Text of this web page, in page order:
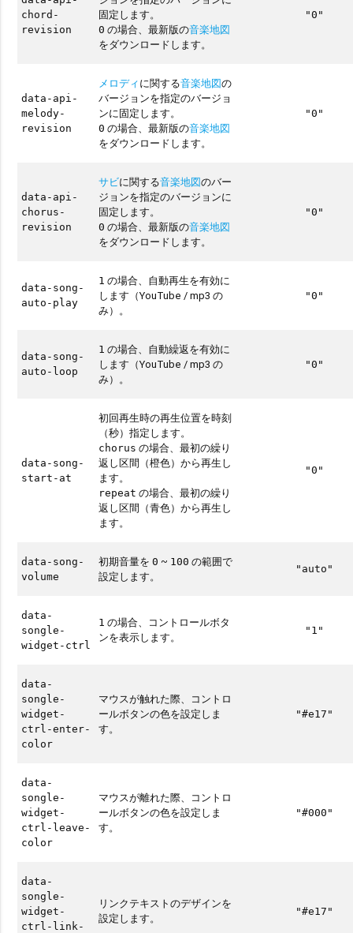
chord-
revision
固定します。
0 の場合、最新版の音楽地図
をダウンロードします。
"0"
data-api-
melody-
revision
メロディに関する音楽地図の
バージョンを指定のバージョ
ンに固定します。
0 の場合、最新版の音楽地図
をダウンロードします。
"0"
data-api-
chorus-
revision
サビに関する音楽地図のバー
ジョンを指定のバージョンに
固定します。
0 の場合、最新版の音楽地図
をダウンロードします。
"0"
data-song-
auto-play
1 の場合、自動再生を有効に
します（YouTube / mp3 の
み）。
"0"
data-song-
auto-loop
1 の場合、自動繰返を有効に
します（YouTube / mp3 の
み）。
"0"
data-song-
start-at
初回再生時の再生位置を時刻
（秒）指定します。
chorus の場合、最初の繰り
返し区間（橙色）から再生し
ます。
repeat の場合、最初の繰り
返し区間（青色）から再生し
ます。
"0"
data-song-
volume
初期音量を0 ~ 100 の範囲で
設定します。
"auto"
data-
songle-
widget-ctrl
1 の場合、コントロールボタ
ンを表示します。
"1"
data-
songle-
widget-
ctrl-enter-
color
マウスが触れた際、コントロ
ールボタンの色を設定しま
す。
"#e17"
data-
songle-
widget-
ctrl-leave-
color
マウスが離れた際、コントロ
ールボタンの色を設定しま
す。
"#000"
data-
songle-
widget-
ctrl-link-
リンクテキストのデザインを
設定します。
"#e17"